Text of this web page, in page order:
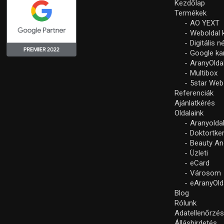
Kezdőlap
Termékek
AO YEXT
Weboldal
Digitális
Google
Multibox
5star
Referenciák
Ajánlatkérés
Oldalaink
Beauty
Üzleti
eCard
Városom
Blog
Rólunk
Adatellenőrzés